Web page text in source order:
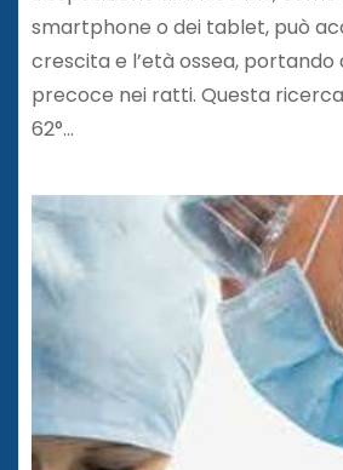
smartphone o dei tablet, può
crescita e l’età ossea,
precoce nei ratti. Questa
62°…